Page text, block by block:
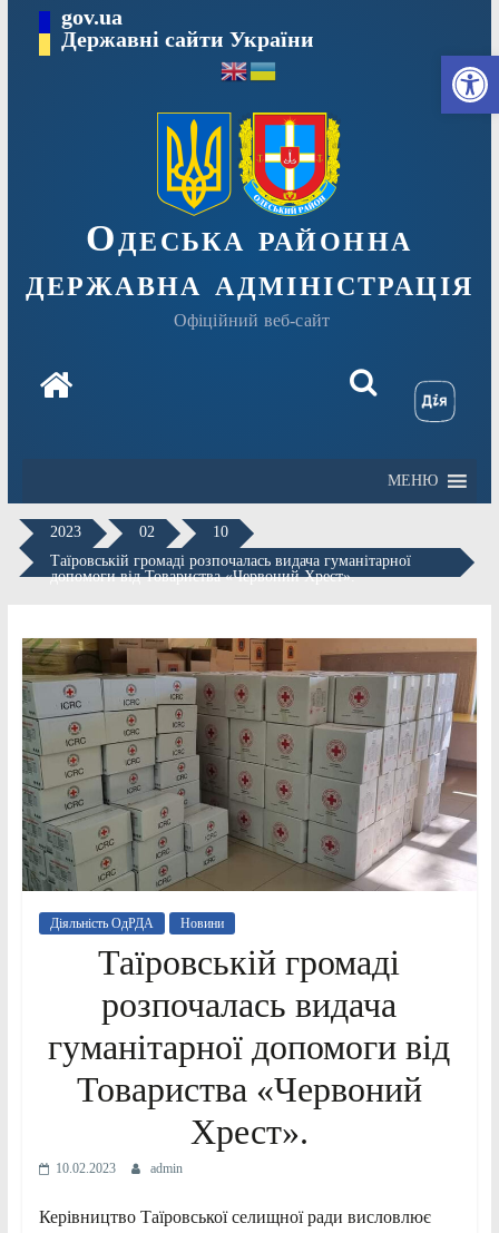
Перейтиgov.ua
Державні сайти України
Одеська районна
державна адміністрація
Офіційний веб-сайт
МЕНЮ
2023 02
10
Таїровській громаді розпочалась видача гуманітарної
допомоги від Товариства «Червоний Хрест».
Діяльність ОдРДА Новини
Таїровській громаді
розпочалась видача
гуманітарної допомоги від
Товариства «Червоний
Хрест».
10.02.2023 admin
Керівництво Таїровської селищної ради висловлює